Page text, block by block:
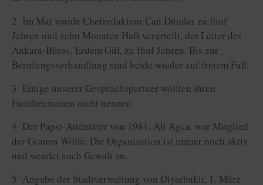
2 Im Mai wurde Chefredakteur Can Dündar zu fünf
Jahren und zehn Monaten Haft verurteilt, der Leiter des
Ankara-Büros, Erdem Gül, zu fünf Jahren. Bis zur
Berufungsverhandlung sind beide wieder auf freiem Fuß.
3 Einige unserer Gesprächspartner wollten ihren
Familiennamen nicht nennen.
4 Der Papst-Attentäter von 1981, Ali Agca, war Mitglied
der Grauen Wölfe. Die Organisation ist immer noch aktiv
und wendet auch Gewalt an.
5 Angabe der Stadtverwaltung von Diyarbakir, 1. März